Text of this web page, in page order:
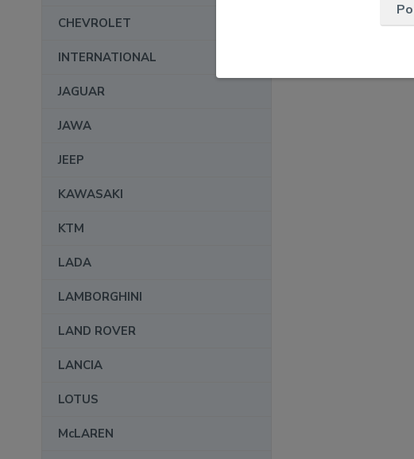
CHEVROLET
INTERNATIONAL
JAGUAR
JAWA
JEEP
KAWASAKI
KTM
LADA
LAMBORGHINI
LAND ROVER
LANCIA
LOTUS
McLAREN